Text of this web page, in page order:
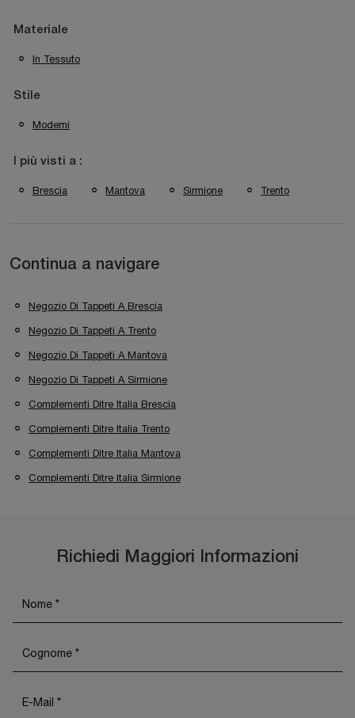
Materiale
In Tessuto
Stile
Moderni
I più visti a :
Brescia Mantova Sirmione Trento
Continua a navigare
Negozio Di Tappeti A Brescia
Negozio Di Tappeti A Trento
Negozio Di Tappeti A Mantova
Negozio Di Tappeti A Sirmione
Complementi Ditre Italia Brescia
Complementi Ditre Italia Trento
Complementi Ditre Italia Mantova
Complementi Ditre Italia Sirmione
Richiedi Maggiori Informazioni